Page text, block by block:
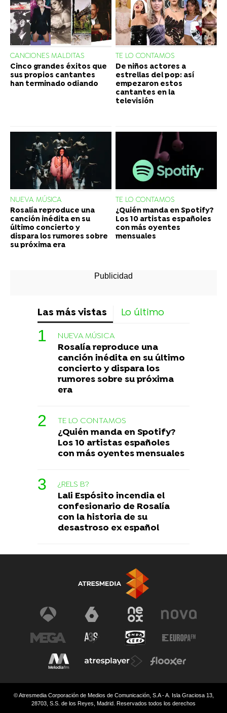
CANCIONES MALDITAS
Cinco grandes éxitos que
sus propios cantantes
han terminado odiando
TE LO CONTAMOS
De niños actores a
estrellas del pop: así
empezaron estos
cantantes en la
televisión
NUEVA MÚSICA
Rosalía reproduce una
canción inédita en su
último concierto y
dispara los rumores sobre
su próxima era
TE LO CONTAMOS
¿Quién manda en Spotify?
Los 10 artistas españoles
con más oyentes
mensuales
Las más vistas Lo último
NUEVA MÚSICA
Rosalía reproduce una
canción inédita en su último
concierto y dispara los
rumores sobre su próxima
era
TE LO CONTAMOS
¿Quién manda en Spotify?
Los 10 artistas españoles
con más oyentes mensuales
¿RELS B?
Lali Espósito incendia el
confesionario de Rosalía
con la historia de su
desastroso ex español
© Atresmedia Corporación de Medios de Comunicación, S.A - A. Isla Graciosa 13,
28703, S.S. de los Reyes, Madrid. Reservados todos los derechos